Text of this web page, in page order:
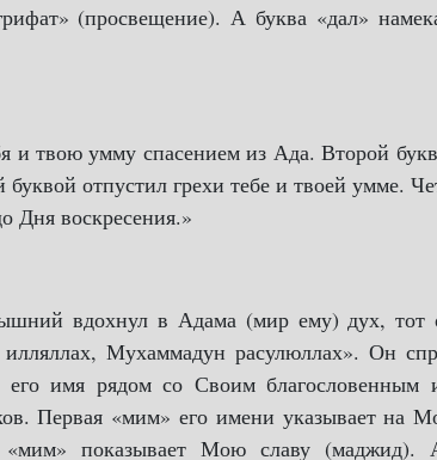
(просвещение). А буква «дал»
и твою умму спасением из Ада. Второй
отпустил грехи тебе и твоей умме.
Дня воскресения.»
вдохнул в Адама (мир ему) дух, тот
Мухаммадун расулюллах». Он
имя рядом со Своим благословенным
Первая «мим» его имени указывает на
показывает Мою славу (маджид).